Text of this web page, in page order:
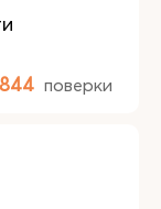
844 поверки